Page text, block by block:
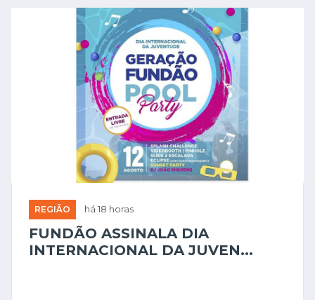
REGIÃO há 18 horas
FUNDÃO ASSINALA DIA
INTERNACIONAL DA JUVEN...